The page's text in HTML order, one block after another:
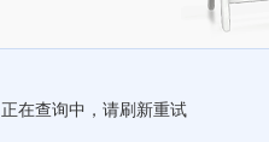
正在查询中，请刷新重试